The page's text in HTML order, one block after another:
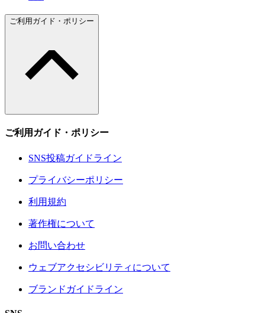
ご利用ガイド・ポリシー
ご利用ガイド・ポリシー
SNS投稿ガイドライン
プライバシーポリシー
利用規約
著作権について
お問い合わせ
ウェブアクセシビリティについて
ブランドガイドライン